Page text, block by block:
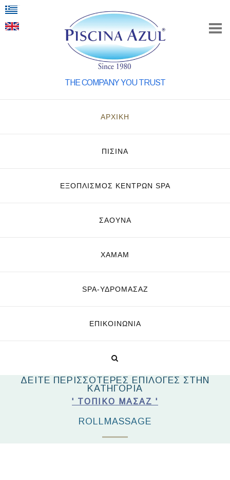
THE COMPANY YOU TRUST
ΑΡΧΙΚΗ
ΠΙΣΙΝΑ
ΕΞΟΠΛΙΣΜΌΣ ΚΈΝΤΡΩΝ SPA
ΣΑΟΥΝΑ
ΧΑΜΑΜ
SPA-ΥΔΡΟΜΑΣΆΖ
ΕΠΙΚΟΙΝΩΝΊΑ
ΔΕΙΤΕ ΠΕΡΙΣΣΟΤΕΡΕΣ ΕΠΙΛΟΓΕΣ ΣΤΗΝ
ΚΑΤΗΓΟΡΙΑ
' ΤΟΠΙΚΌ ΜΑΣΆΖ '
ROLLMASSAGE